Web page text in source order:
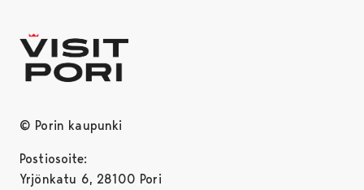
© Porin kaupunki
Postiosoite:
Yrjönkatu 6, 28100 Pori